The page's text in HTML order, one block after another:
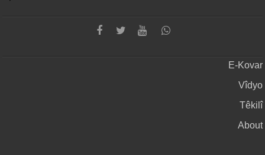
E-Kovar
Vîdyo
Têkilî
About